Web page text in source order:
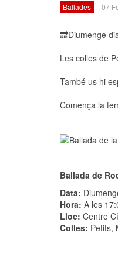
Ballades 07
🔜Diumenge
Les colles de
També us hi
Comença la
Ballada de
Data:
Hora: A les
Lloc: Centre
Colles: Petits,